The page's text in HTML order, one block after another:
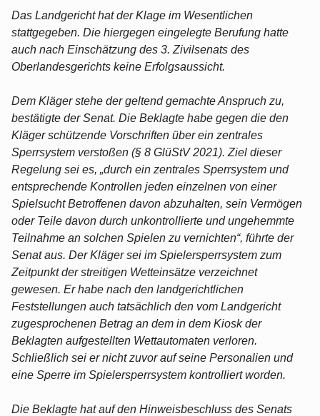
Das Landgericht hat der Klage im Wesentlichen
stattgegeben. Die hiergegen eingelegte Berufung hatte
auch nach Einschätzung des 3. Zivilsenats des
Oberlandesgerichts keine Erfolgsaussicht.
Dem Kläger stehe der geltend gemachte Anspruch zu,
bestätigte der Senat. Die Beklagte habe gegen die den
Kläger schützende Vorschriften über ein zentrales
Sperrsystem verstoßen (§ 8 GlüStV 2021). Ziel dieser
Regelung sei es, „durch ein zentrales Sperrsystem und
entsprechende Kontrollen jeden einzelnen von einer
Spielsucht Betroffenen davon abzuhalten, sein Vermögen
oder Teile davon durch unkontrollierte und ungehemmte
Teilnahme an solchen Spielen zu vernichten“, führte der
Senat aus. Der Kläger sei im Spielersperrsystem zum
Zeitpunkt der streitigen Wetteinsätze verzeichnet
gewesen. Er habe nach den landgerichtlichen
Feststellungen auch tatsächlich den vom Landgericht
zugesprochenen Betrag an dem in dem Kiosk der
Beklagten aufgestellten Wettautomaten verloren.
Schließlich sei er nicht zuvor auf seine Personalien und
eine Sperre im Spielersperrsystem kontrolliert worden.
Die Beklagte hat auf den Hinweisbeschluss des Senats